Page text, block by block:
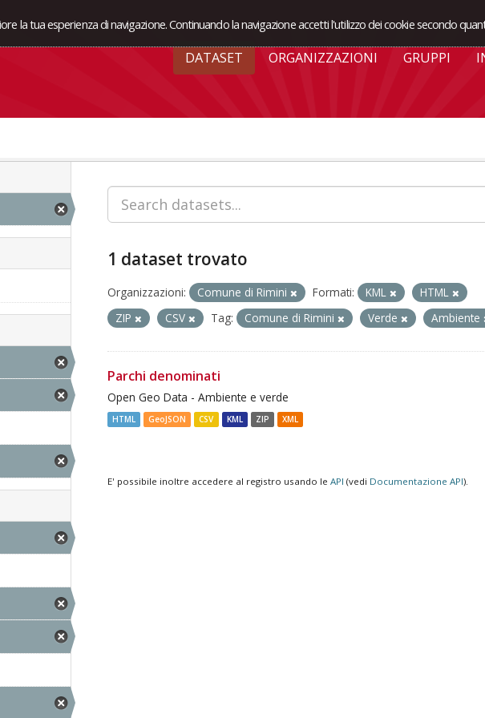
la tua esperienza di navigazione. Continuando la navigazione accetti l'utilizzo dei cookie secondo
DATASET ORGANIZZAZIONI GRUPPI
1 dataset trovato
Organizzazioni: Comune di Rimini Formati: KML
HTML
ZIP
CSV Tag: Comune di Rimini Verde Ambiente
Parchi denominati
Open Geo Data - Ambiente e verde
HTML GeoJSON CSV KML ZIP XML
E' possibile inoltre accedere al registro usando le API (vedi Documentazione API).